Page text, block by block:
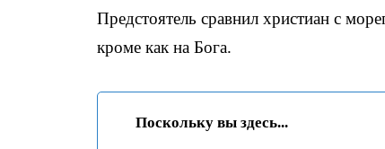
Предстоятель сравнил христиан с
кроме как на Бога.
Поскольку вы здесь...